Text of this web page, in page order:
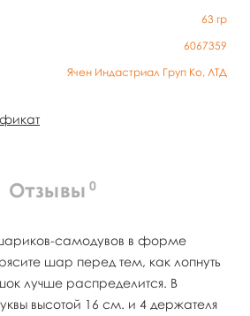
63 гр
6067359
Ячен Индастриал Груп Ко, ЛТД
Отзывы 0
самодувов в форме
шар перед тем, как лопнуть
лучше распределится. В
высотой 16 см. и 4 держателя